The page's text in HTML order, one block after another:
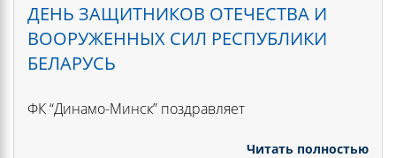
ДЕНЬ ЗАЩИТНИКОВ ОТЕЧЕСТВА И
ВООРУЖЕННЫХ СИЛ РЕСПУБЛИКИ
БЕЛАРУСЬ
ФК “Динамо-Минск” поздравляет
Читать полностью